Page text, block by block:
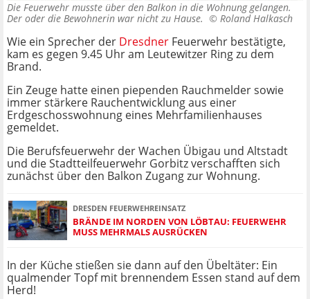
Die Feuerwehr musste über den Balkon in die Wohnung gelangen.
Der oder die Bewohnerin war nicht zu Hause. © Roland Halkasch
Wie ein Sprecher der Dresdner Feuerwehr bestätigte,
kam es gegen 9.45 Uhr am Leutewitzer Ring zu dem
Brand.
Ein Zeuge hatte einen piependen Rauchmelder sowie
immer stärkere Rauchentwicklung aus einer
Erdgeschosswohnung eines Mehrfamilienhauses
gemeldet.
Die Berufsfeuerwehr der Wachen Übigau und Altstadt
und die Stadtteilfeuerwehr Gorbitz verschafften sich
zunächst über den Balkon Zugang zur Wohnung.
DRESDEN FEUERWEHREINSATZ
BRÄNDE IM NORDEN VON LÖBTAU: FEUERWEHR
MUSS MEHRMALS AUSRÜCKEN
In der Küche stießen sie dann auf den Übeltäter: Ein
qualmender Topf mit brennendem Essen stand auf dem
Herd!